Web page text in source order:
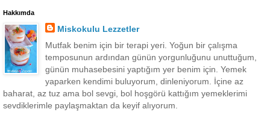
Hakkımda
Miskokulu Lezzetler
Mutfak benim için bir terapi yeri. Yoğun bir çalışma
temposunun ardından günün yorgunluğunu unuttuğum,
günün muhasebesini yaptığım yer benim için. Yemek
yaparken kendimi buluyorum, dinleniyorum. İçine az
baharat, az tuz ama bol sevgi, bol hoşgörü kattığım yemeklerimi
sevdiklerimle paylaşmaktan da keyif alıyorum.